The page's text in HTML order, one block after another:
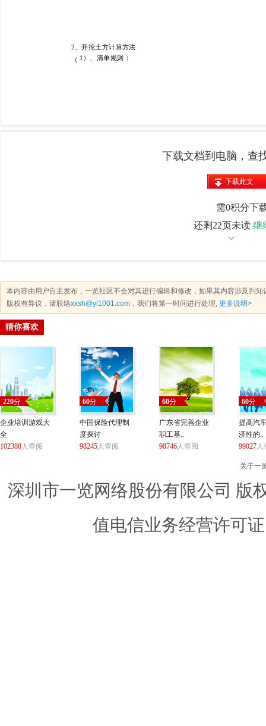
下载文档到电脑，查
下载此文
需0积分下
还剩22页未读 继
本内容由用户自主发布，一览社区不会对其进行编辑和修改，如果其内容涉及到
版权有异议，请联络xxsh@yl1001.com ，我们将第一时间进行处理, 更多说明>
猜你喜欢
220分
企业培训游戏大
全
102388人查阅
60分
中国保险代理制
度探讨
98245人查阅
60分
广东省完善企业
职工基..
98746人查阅
60分
提高汽
济性的..
99027人
关于一
深圳市一览网络股份有限公司 版
值电信业务经营许可